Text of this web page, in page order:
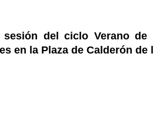
del ciclo Verano de
en la Plaza de Calderón de